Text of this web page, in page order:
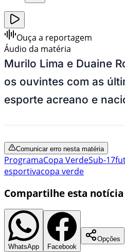
Ouça a reportagem
Áudio da matéria
Murilo Lima e Duaine
os ouvintes com as
esporte acreano e
Comunicar erro nesta matéria
ProgramaCopa VerdeSub-17
esportivacopa verde
Compartilhe esta notícia
WhatsApp Facebook
Opções